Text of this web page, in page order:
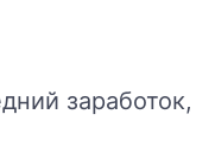
заработок,